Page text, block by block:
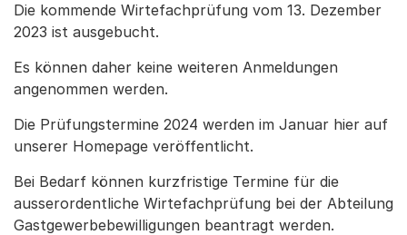
Die kommende Wirtefachprüfung vom 13. Dezember
2023 ist ausgebucht.
Es können daher keine weiteren Anmeldungen
angenommen werden.
Die Prüfungstermine 2024 werden im Januar hier auf
unserer Homepage veröffentlicht.
Bei Bedarf können kurzfristige Termine für die
ausserordentliche Wirtefachprüfung bei der Abteilung
Gastgewerbebewilligungen beantragt werden.